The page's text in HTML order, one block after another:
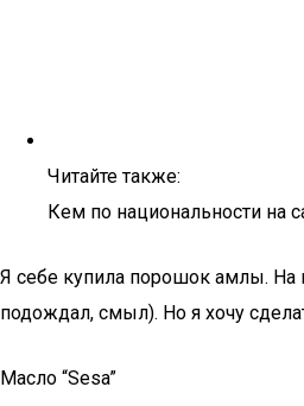
Читайте также:
Кем по национальности
Я себе купила порошок амлы. На
подождал, смыл). Но я хочу
Масло “Sesa”